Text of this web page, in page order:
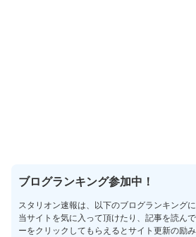
ブログランキング参加中！
スタリオン速報は、以下のブログランキングに
当サイトを気に入って頂けたり、記事を読ん
ーをクリックしてもらえるとサイト更新の励